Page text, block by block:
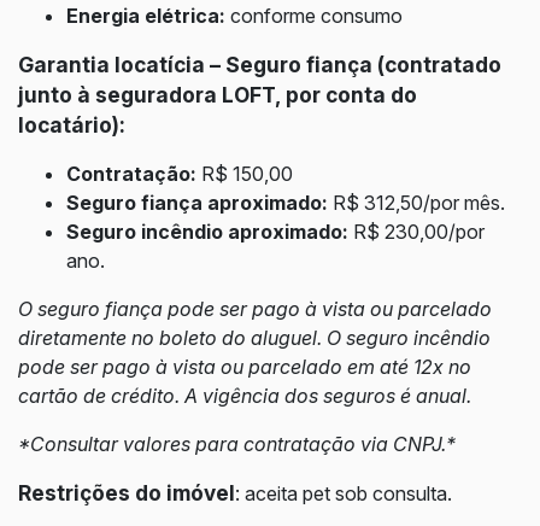
Energia elétrica: conforme consumo
Garantia locatícia – Seguro fiança (contratado
junto à seguradora LOFT, por conta do
locatário):
Contratação: R$ 150,00
Seguro fiança aproximado: R$ 312,50/por mês.
Seguro incêndio aproximado: R$ 230,00/por
ano.
O seguro fiança pode ser pago à vista ou parcelado
diretamente no boleto do aluguel. O seguro incêndio
pode ser pago à vista ou parcelado em até 12x no
cartão de crédito. A vigência dos seguros é anual.
*Consultar valores para contratação via CNPJ.*
Restrições do imóvel: aceita pet sob consulta.